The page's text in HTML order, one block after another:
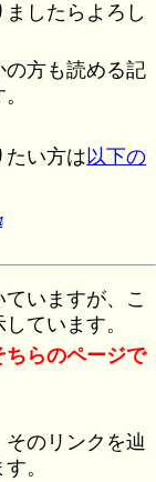
したらよろし
方も読める記
たい方は以下の
いますが、こ
ています。
ちらのページで
のリンクを辿
。